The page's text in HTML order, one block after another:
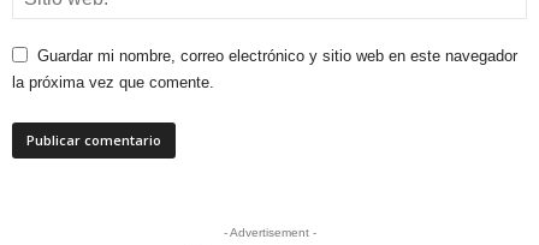
Guardar mi nombre, correo electrónico y sitio web en este navegador
la próxima vez que comente.
- Advertisement -